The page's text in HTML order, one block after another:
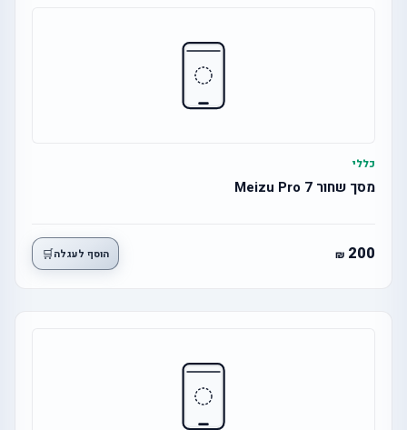
כללי
מסך שחור Meizu Pro 7
200 הוסף לעגלה🛒